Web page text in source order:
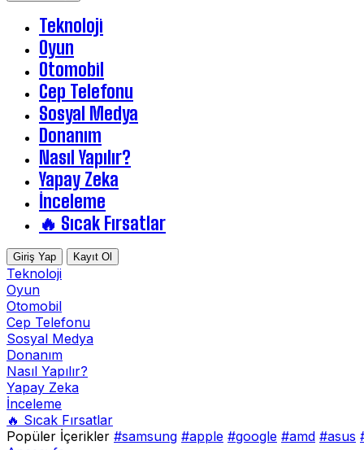
Teknoloji
Oyun
Otomobil
Cep Telefonu
Sosyal Medya
Donanım
Nasıl Yapılır?
Yapay Zeka
İnceleme
🔥 Sıcak Fırsatlar
Giriş Yap Kayıt Ol
Teknoloji
Oyun
Otomobil
Cep Telefonu
Sosyal Medya
Donanım
Nasıl Yapılır?
Yapay Zeka
İnceleme
🔥 Sıcak Fırsatlar
Popüler İçerikler #samsung #apple #google #amd #asus